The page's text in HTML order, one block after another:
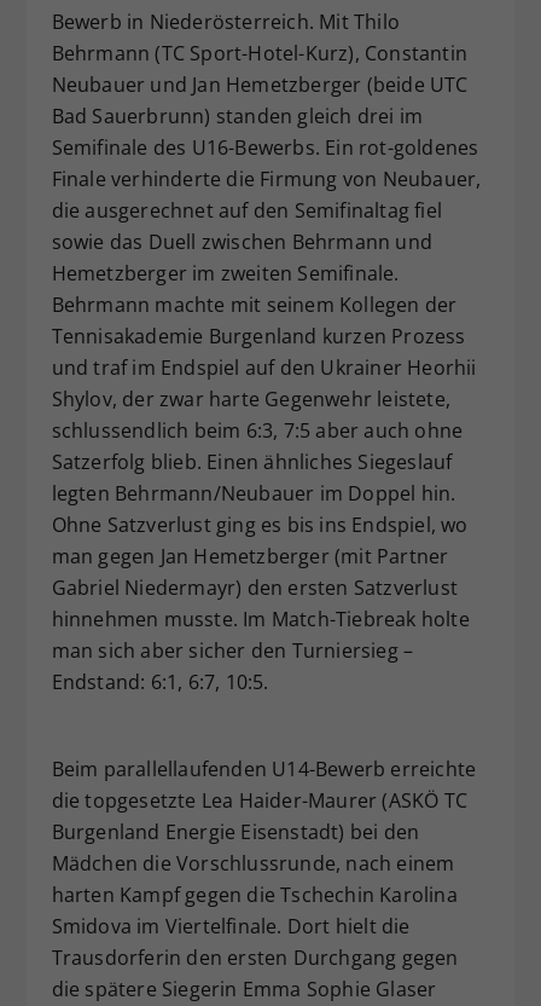
Bewerb in Niederösterreich. Mit Thilo
Behrmann (TC Sport-Hotel-Kurz), Constantin
Neubauer und Jan Hemetzberger (beide UTC
Bad Sauerbrunn) standen gleich drei im
Semifinale des U16-Bewerbs. Ein rot-goldenes
Finale verhinderte die Firmung von Neubauer,
die ausgerechnet auf den Semifinaltag fiel
sowie das Duell zwischen Behrmann und
Hemetzberger im zweiten Semifinale.
Behrmann machte mit seinem Kollegen der
Tennisakademie Burgenland kurzen Prozess
und traf im Endspiel auf den Ukrainer Heorhii
Shylov, der zwar harte Gegenwehr leistete,
schlussendlich beim 6:3, 7:5 aber auch ohne
Satzerfolg blieb. Einen ähnliches Siegeslauf
legten Behrmann/Neubauer im Doppel hin.
Ohne Satzverlust ging es bis ins Endspiel, wo
man gegen Jan Hemetzberger (mit Partner
Gabriel Niedermayr) den ersten Satzverlust
hinnehmen musste. Im Match-Tiebreak holte
man sich aber sicher den Turniersieg –
Endstand: 6:1, 6:7, 10:5.
Beim parallellaufenden U14-Bewerb erreichte
die topgesetzte Lea Haider-Maurer (ASKÖ TC
Burgenland Energie Eisenstadt) bei den
Mädchen die Vorschlussrunde, nach einem
harten Kampf gegen die Tschechin Karolina
Smidova im Viertelfinale. Dort hielt die
Trausdorferin den ersten Durchgang gegen
die spätere Siegerin Emma Sophie Glaser
Zweck
Dieser Wert speichert Ihre Consent-
Einstellungen. Unter anderem eine
zufällig generierte ID, für die
historische Speicherung Ihrer
vorgenommen Einstellungen, falls der
Webseiten-Betreiber dies eingestellt
hat.